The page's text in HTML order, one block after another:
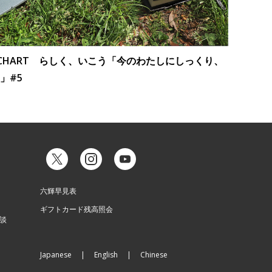
らしく、いこう「今のわたしにしっくり、
#5
六輝早見表
ギフトカード残高照会
Japanese English Chinese